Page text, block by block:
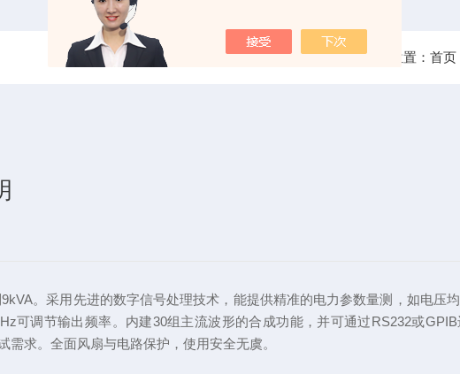
当前位置： 首页
。采用先进的数字信号处理技术，能提供精准的电力参数量测，如电压
可调节输出频率。内建30组主流波形的合成功能，并可通过RS232或
求。全面风扇与电路保护，使用安全无虞。